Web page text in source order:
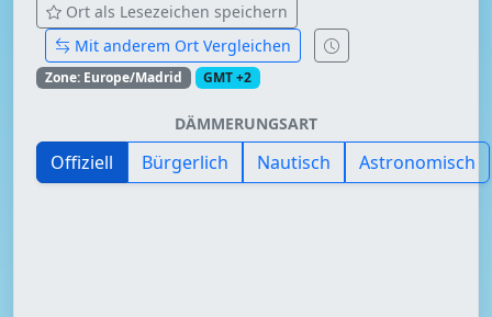
Ort als Lesezeichen speichern
Mit anderem Ort Vergleichen
Zone: Europe/Madrid GMT +2
DÄMMERUNGSART
Offiziell Bürgerlich Nautisch Astronomisch